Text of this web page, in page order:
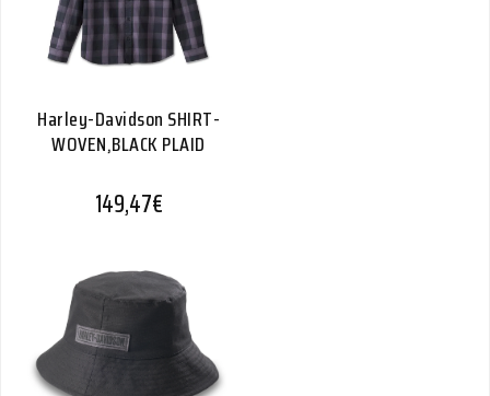
Harley-Davidson SHIRT-
WOVEN,BLACK PLAID
149,47€